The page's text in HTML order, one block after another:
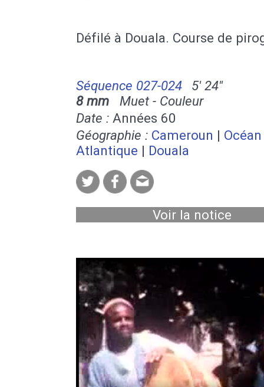
Défilé à Douala. Course de
Séquence 027-024
5' 24''
8 mm Muet - Couleur
Date : Années 60
Géographie : Cameroun | Océan
Atlantique | Douala
Voir la notice